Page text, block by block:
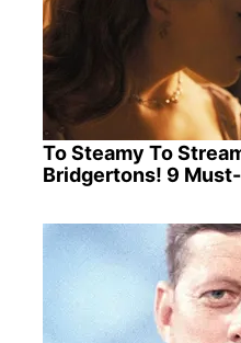
To Steamy To
Bridgertons! 9